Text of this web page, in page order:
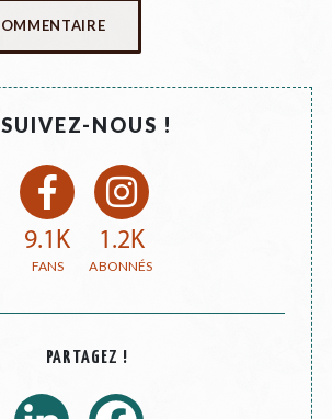
SUIVEZ-NOUS !
9.1K 1.2K
PARTAGEZ !